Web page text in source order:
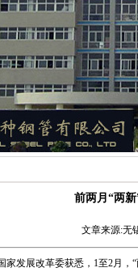
前两月“两
文章来源:无
家发展改革委获悉，1至2月，